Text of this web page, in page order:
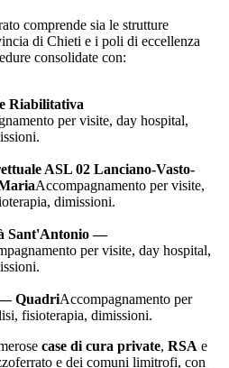
comprende sia le strutture
di Chieti e i poli di eccellenza
consolidate con:
Riabilitativa
per visite, day hospital,
ASL 02 Lanciano-Vasto-
Accompagnamento per visite,
dimissioni.
Sant'Antonio —
per visite, day hospital,
— QuadriAccompagnamento per
fisioterapia, dimissioni.
case di cura private, RSA e
e dei comuni limitrofi, con